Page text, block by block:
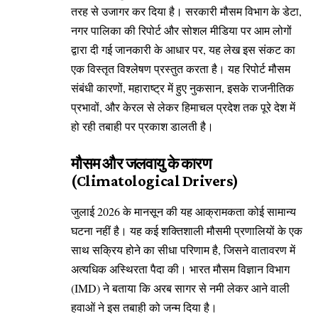
तरह से उजागर कर दिया है। सरकारी मौसम विभाग के डेटा,
नगर पालिका की रिपोर्ट और सोशल मीडिया पर आम लोगों
द्वारा दी गई जानकारी के आधार पर, यह लेख इस संकट का
एक विस्तृत विश्लेषण प्रस्तुत करता है। यह रिपोर्ट मौसम
संबंधी कारणों, महाराष्ट्र में हुए नुकसान, इसके राजनीतिक
प्रभावों, और केरल से लेकर हिमाचल प्रदेश तक पूरे देश में
हो रही तबाही पर प्रकाश डालती है।
मौसम और जलवायु के कारण
(Climatological Drivers)
जुलाई 2026 के मानसून की यह आक्रामकता कोई सामान्य
घटना नहीं है। यह कई शक्तिशाली मौसमी प्रणालियों के एक
साथ सक्रिय होने का सीधा परिणाम है, जिसने वातावरण में
अत्यधिक अस्थिरता पैदा की। भारत मौसम विज्ञान विभाग
(IMD) ने बताया कि अरब सागर से नमी लेकर आने वाली
हवाओं ने इस तबाही को जन्म दिया है।